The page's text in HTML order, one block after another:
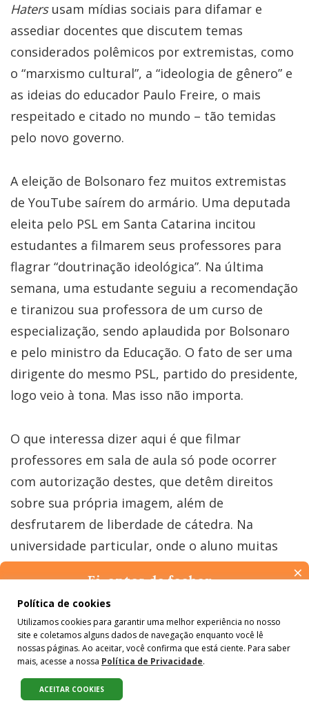
Hatersusam mídias sociais para difamar e
assediar docentes que discutem temas
considerados polêmicos por extremistas, como
o “marxismo cultural”, a “ideologia de gênero” e
as ideias do educador Paulo Freire, o mais
respeitado e citado no mundo – tão temidas
pelo novo governo.
A eleição de Bolsonaro fez muitos extremistas
de YouTube saírem do armário. Uma deputada
eleita pelo PSL em Santa Catarina incitou
estudantes a filmarem seus professores para
flagrar “doutrinação ideológica”. Na última
semana, uma estudante seguiu a recomendação
e tiranizou sua professora de um curso de
especialização, sendo aplaudida por Bolsonaro
e pelo ministro da Educação. O fato de ser uma
dirigente do mesmo PSL, partido do presidente,
logo veio à tona. Mas isso não importa.
O que interessa dizer aqui é que filmar
professores em sala de aula só pode ocorrer
com autorização destes, que detêm direitos
sobre sua própria imagem, além de
desfrutarem de liberdade de cátedra. Na
universidade particular, onde o aluno muitas
vezes se vê como cliente de um serviço, o
conflito que acabe em demissão. Um trabalho
de aluno sem pé nem cabeça, defendendo
discursos de ódio, pode ser pretexto para um
processo judicial contra o professor que o
avalia mal.Compartilhe:
Política de cookies
Utilizamos cookies para garantir uma melhor experiência no nosso
site e coletamos alguns dados de navegação enquanto você lê
nossas páginas. Ao aceitar, você confirma que está ciente. Para saber
mais, acesse a nossa Política de Privacidade.
ACEITAR COOKIES
×
Ei, antes de fechar…
Pense na importância de manter-se informado(a). Quer ter
colunistas e reportagens especiais? Receba a nossa newsletter.
É de graça :)